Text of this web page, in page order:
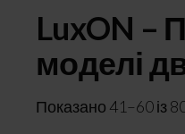
LuxON –
моделі
Показано 41–60 із